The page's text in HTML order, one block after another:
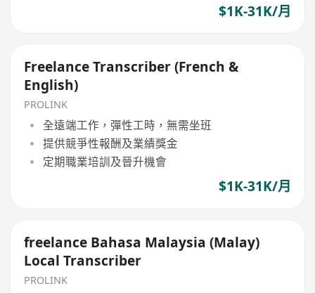
$1K-31K/月
Freelance Transcriber (French &
English)
PROLINK
全遠端工作，彈性工時，無需坐班
提供競爭性報酬及業績獎金
定期職業培訓及晉升機會
$1K-31K/月
freelance Bahasa Malaysia (Malay)
Local Transcriber
PROLINK